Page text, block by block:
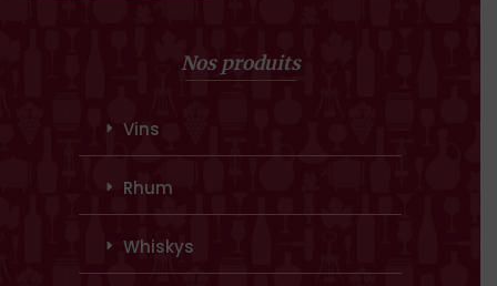
Nos produits
Vins
Rhum
Whiskys